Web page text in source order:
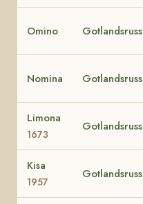
Omino Gotlandsruss
Nomina Gotlandsruss
Limona
1673
Gotlandsruss
Kisa
1957
Gotlandsruss